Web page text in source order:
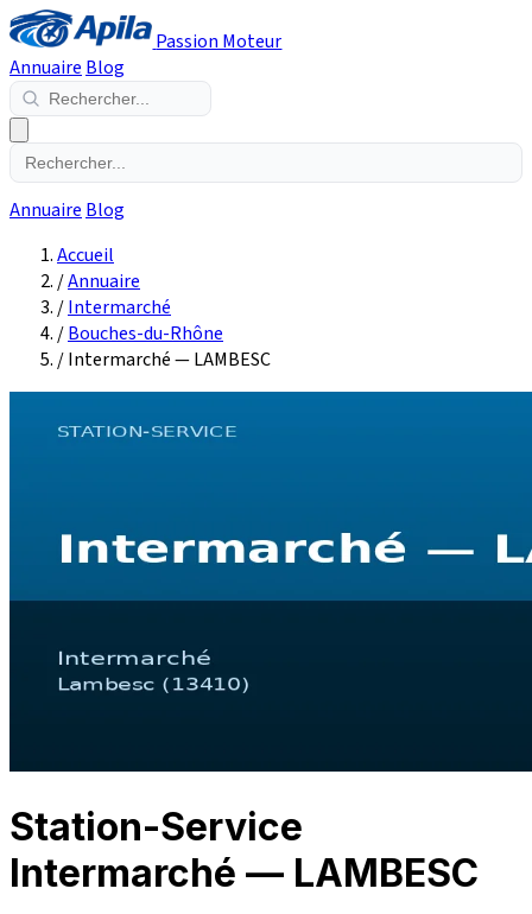
Passion Moteur
Annuaire Blog
Annuaire Blog
Accueil
/Annuaire
/Intermarché
/Bouches-du-Rhône
/Intermarché — LAMBESC
Station-Service
Intermarché — LAMBESC